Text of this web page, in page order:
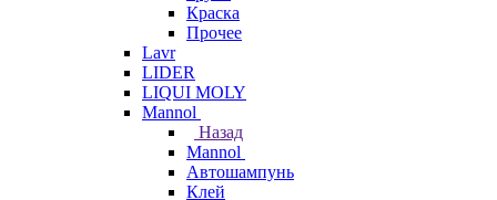
Краска
Прочее
Lavr
LIDER
LIQUI MOLY
Mannol
Назад
Mannol
Автошампунь
Клей